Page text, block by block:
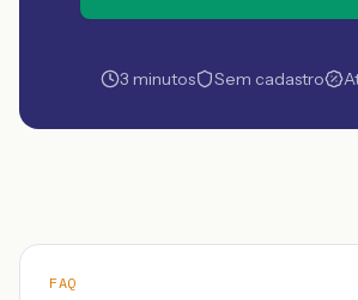
3 minutos Sem cadastro
FAQ